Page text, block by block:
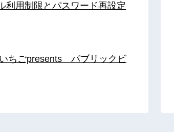
利用制限とパスワード再設定
ちごpresents パブリックビ